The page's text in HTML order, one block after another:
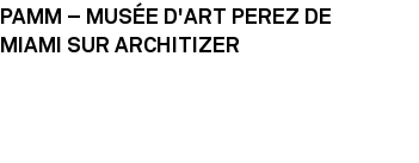
PAMM – MUSÉE D'ART PEREZ DE
MIAMI SUR ARCHITIZER